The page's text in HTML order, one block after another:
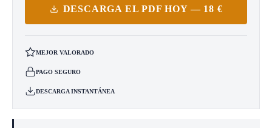
DESCARGA EL PDF HOY — 18 €
MEJOR VALORADO
PAGO SEGURO
DESCARGA INSTANTÁNEA